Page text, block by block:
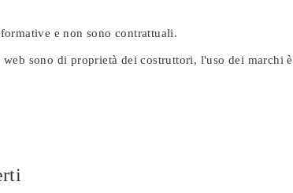
e non sono contrattuali.
sono di proprietà dei costruttori, l'uso dei marchi